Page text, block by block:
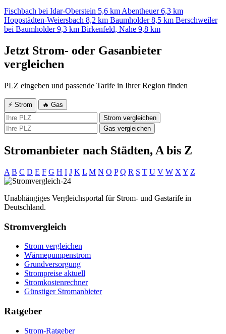
Fischbach bei Idar-Oberstein 5,6 km Abentheuer6,3 km
Hoppstädten-Weiersbach 8,2 km Baumholder8,5 km Berschweiler
bei Baumholder9,3 km Birkenfeld, Nahe 9,8 km
Jetzt Strom- oder Gasanbieter
vergleichen
PLZ eingeben und passende Tarife in Ihrer Region finden
⚡ Strom
🔥 Gas
Strom vergleichen
Gas vergleichen
Stromanbieter nach Städten, A bis Z
A B C D E F G H I J K L M N O P Q R S T U V W X Y Z
Unabhängiges Vergleichsportal für Strom- und Gastarife in
Deutschland.
Stromvergleich
Strom vergleichen
Wärmepumpenstrom
Grundversorgung
Strompreise aktuell
Stromkostenrechner
Günstiger Stromanbieter
Ratgeber
Strom-Ratgeber